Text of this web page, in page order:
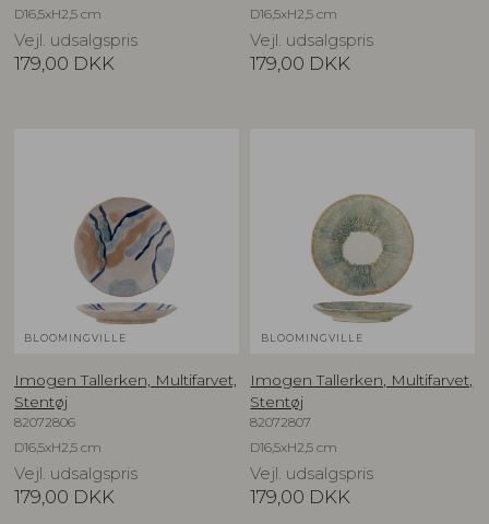
D16,5xH2,5 cm
Vejl. udsalgspris
179,00 DKK
D16,5xH2,5 cm
Vejl. udsalgspris
179,00 DKK
BLOOMINGVILLE
Imogen Tallerken, Multifarvet,
Stentøj
82072806
D16,5xH2,5 cm
Vejl. udsalgspris
179,00 DKK
BLOOMINGVILLE
Imogen Tallerken, Multifarvet,
Stentøj
82072807
D16,5xH2,5 cm
Vejl. udsalgspris
179,00 DKK